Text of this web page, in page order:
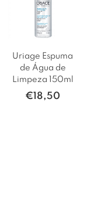
Uriage Espuma
de Água de
Limpeza 150ml
€18,50